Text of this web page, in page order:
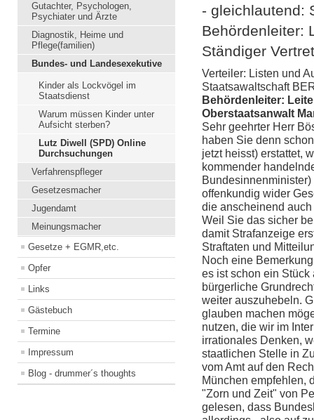
Gutachter, Psychologen,
Psychiater und Ärzte
Diagnostik, Heime und
Pflege(familien)
Bundes- und Landesexekutive
Kinder als Lockvögel im
Staatsdienst
Warum müssen Kinder unter
Aufsicht sterben?
Lutz Diwell (SPD) Online
Durchsuchungen
Verfahrenspfleger
Gesetzesmacher
Jugendamt
Meinungsmacher
Gesetze + EGMR,etc.
Opfer
Links
Gästebuch
Termine
Impressum
Blog - drummer´s thoughts
- gleichlautend:
Behördenleiter:
Ständiger
Verteiler: Listen und
Staatsawaltschaft
Behördenleiter:
Oberstaatsanwalt
Sehr geehrter Herr
haben Sie denn
jetzt heisst) erstattet,
kommender
offenkundig wider
die anscheinend
Weil Sie das sicher
damit Strafanzeige
Straftaten und
Noch eine
es ist schon ein
bürgerliche
weiter auszuhebeln.
glauben machen
nutzen, die wir im
irrationales Denken,
staatlichen Stelle in
vom Amt auf den
München empfehlen,
"Zorn und Zeit" von
gelesen, dass